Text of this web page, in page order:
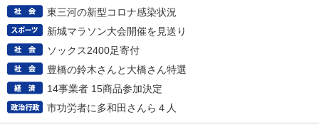
東三河の新型コロナ感染状況
新城マラソン大会開催を見送り
ソックス2400足寄付
豊橋の鈴木さんと大橋さん特選
14事業者 15商品参加決定
市功労者に多和田さんら４人